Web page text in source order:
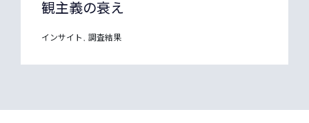
観主義の衰え
インサイト , 調査結果